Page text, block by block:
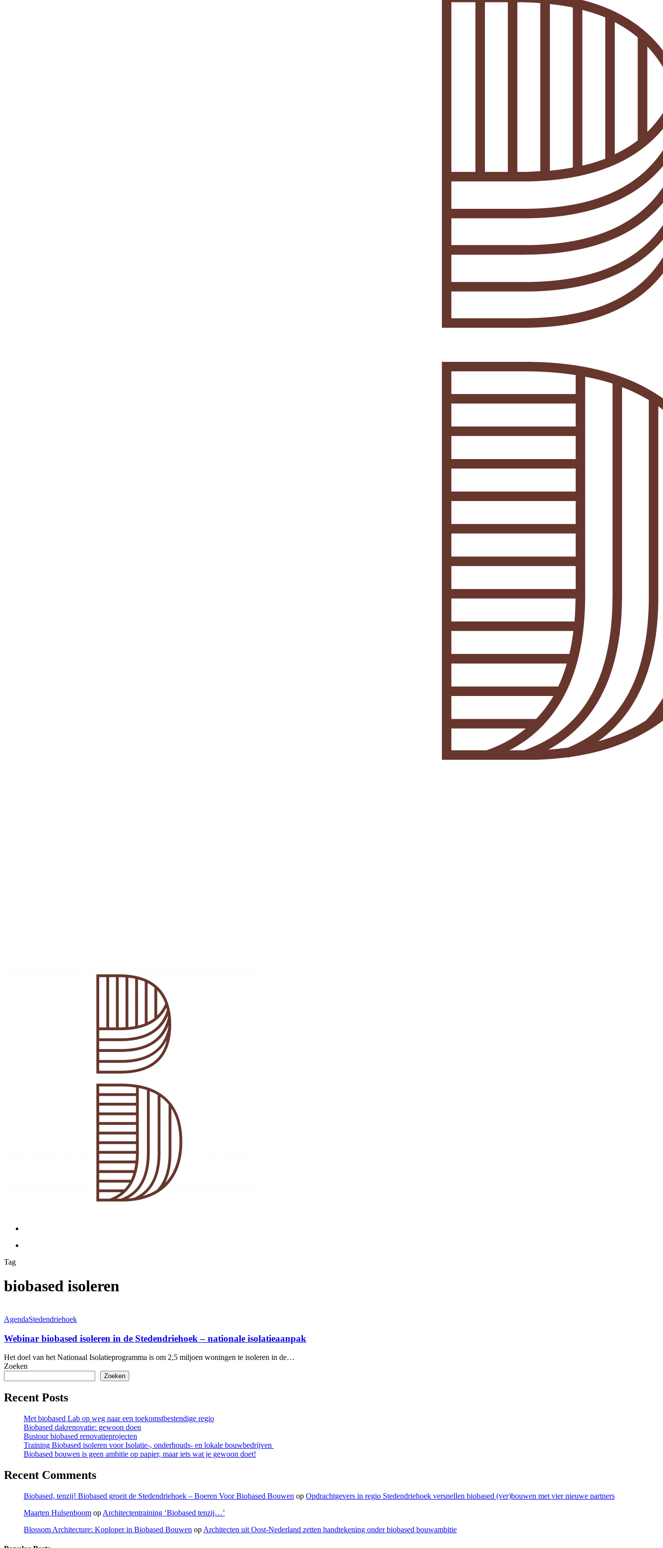
Menu
Tag
biobased isoleren
Webinar
isoleren
in
de
Stedendriehoek
–
nationale
AgendaStedendriehoek
Webinar biobased isoleren in de Stedendriehoek – nationale isolatieaanpak
Het doel van het Nationaal Isolatieprogramma is om 2,5 miljoen woningen te isoleren in de…
Zoeken
Zoeken
Recent Posts
Met biobased Lab op weg naar een toekomstbestendige regio
Biobased dakrenovatie: gewoon doen
Bustour biobased renovatieprojecten
Training Biobased isoleren voor Isolatie-, onderhouds- en lokale bouwbedrijven
Biobased bouwen is geen ambitie op papier, maar iets wat je gewoon doet!
Recent Comments
Biobased, tenzij! Biobased groeit de Stedendriehoek – Boeren Voor Biobased Bouwen op Opdrachtgevers in regio Stedendriehoek versnellen biobased (ver)bouwen met vier nieuwe partners
Maarten Hulsenboom op Architectentraining ‘Biobased tenzij…’
Blossom Architecture: Koploper in Biobased Bouwen op Architecten uit Oost-Nederland zetten handtekening onder biobased bouwambitie